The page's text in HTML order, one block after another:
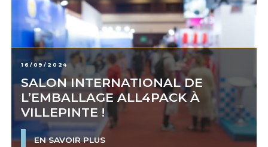
16/09/2024
SALON INTERNATIONAL DE
L’EMBALLAGE ALL4PACK À
VILLEPINTE !
EN SAVOIR PLUS